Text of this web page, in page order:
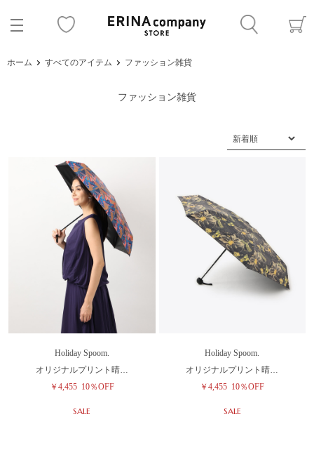
ホーム すべてのアイテム ファッション雑貨
ファッション雑貨
Holiday Spoom.
オリジナルプリント晴…
￥4,455 10％OFF
SALE
Holiday Spoom.
オリジナルプリント晴…
￥4,455 10％OFF
SALE